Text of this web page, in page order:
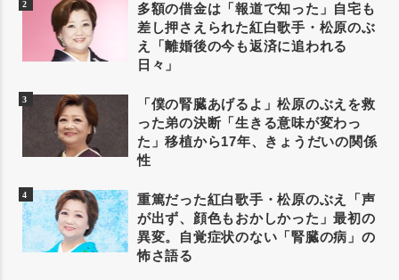
多額の借金は「報道で知った」自宅も
差し押さえられた紅白歌手・松原のぶ
え「離婚後の今も返済に追われる
日々」
「僕の腎臓あげるよ」松原のぶえを救
った弟の決断「生きる意味が変わっ
た」移植から17年、きょうだいの関係
性
重篤だった紅白歌手・松原のぶえ「声
が出ず、顔色もおかしかった」最初の
異変。自覚症状のない「腎臓の病」の
怖さ語る